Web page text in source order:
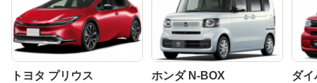
トヨタ プリウス ホンダ N-BOX ダイ